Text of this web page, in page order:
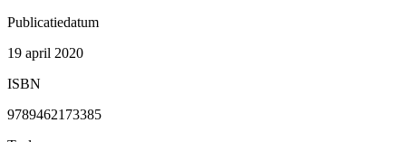
Publicatiedatum
19 april 2020
ISBN
9789462173385